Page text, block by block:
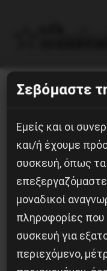
ο Άγνωστος
9 Ιουνίου, 2026
Σεβόμαστε
Εμείς και οι
και/ή έχουμε
συσκευή, όπως τα
μοναδικοί
πληροφορίες που
συσκευή για
περιεχόμενο,